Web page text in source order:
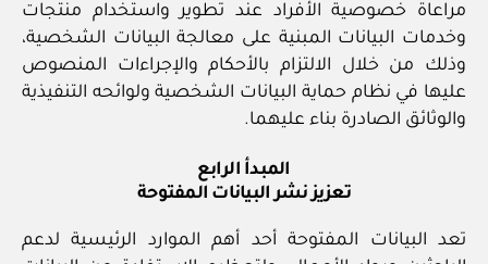
مراعاة خصوصية الأفراد عند تطوير واستخدام منتجات
وخدمات البيانات المبنية على معالجة البيانات الشخصية،
وذلك من خلال الالتزام بالأحكام والإجراءات المنصوص
عليها في نظام حماية البيانات الشخصية ولوائحه التنفيذية
والوثائق الصادرة بناء عليهما.
المبدأ الرابع
تعزيز نشر البيانات المفتوحة
تعد البيانات المفتوحة أحد أهم الموارد الرئيسية لدعم